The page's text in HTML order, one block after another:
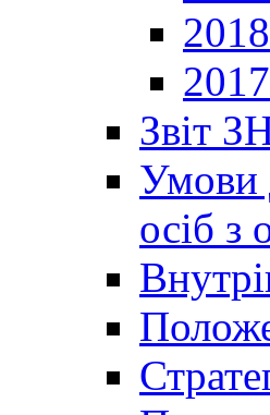
2018
2017
Звіт
Умови
осіб з